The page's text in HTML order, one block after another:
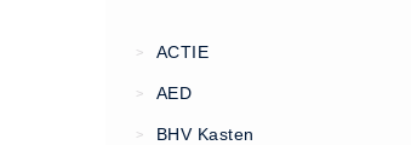
Bedrijfsnoodplannen
> ACTIE
> AED
> BHV Kasten